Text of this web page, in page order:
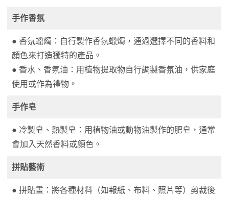
手作香氛
● 香氛蠟燭：自行製作香氛蠟燭，通過選擇不同的香料和
顏色來打造獨特的產品。
● 香水、香氛油：用植物提取物自行調製香氛油，供家庭
使用或作為禮物。
手作皂
● 冷製皂、熱製皂：用植物油或動物油製作的肥皂，通常
會加入天然香料或顏色。
拼貼藝術
● 拼貼畫：將各種材料（如報紙、布料、照片等）剪裁後